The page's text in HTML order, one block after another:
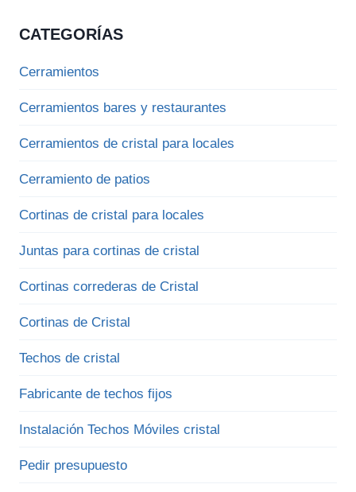
CATEGORÍAS
Cerramientos
Cerramientos bares y restaurantes
Cerramientos de cristal para locales
Cerramiento de patios
Cortinas de cristal para locales
Juntas para cortinas de cristal
Cortinas correderas de Cristal
Cortinas de Cristal
Techos de cristal
Fabricante de techos fijos
Instalación Techos Móviles cristal
Pedir presupuesto